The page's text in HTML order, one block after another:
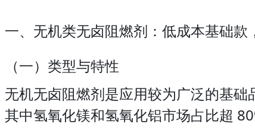
一、无机类无卤阻燃剂：低成本基础款
（一）类型与特性
无机无卤阻燃剂是应用较为广泛的基础
其中氢氧化镁和氢氧化铝市场占比超